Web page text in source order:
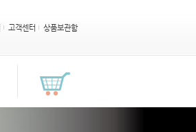
고객센터 상품보관함